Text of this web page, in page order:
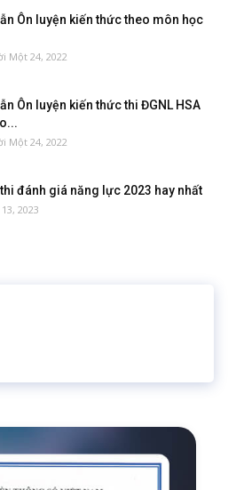
Ôn luyện kiến thức theo môn học
Một 24, 2022
Ôn luyện kiến thức thi ĐGNL HSA
Một 24, 2022
đánh giá năng lực 2023 hay nhất
2023